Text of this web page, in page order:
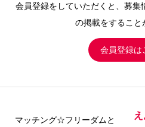
会員登録をしていただくと、募集
の掲載をすること
会員登録は
マッチング☆フリーダムと